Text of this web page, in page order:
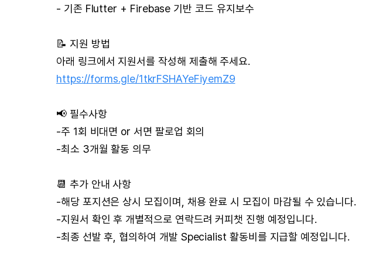
- 기존 Flutter + Firebase 기반 코드 유지보수
📝 지원 방법
아래 링크에서 지원서를 작성해 제출해 주세요.
https://forms.gle/1tkrFSHAYeFiyemZ9
📢 필수사항
-주 1회 비대면 or 서면 팔로업 회의
-최소 3개월 활동 의무
📆 추가 안내 사항
-해당 포지션은 상시 모집이며, 채용 완료 시 모집이 마감될 수 있습니다.
-지원서 확인 후 개별적으로 연락드려 커피챗 진행 예정입니다.
-최종 선발 후, 협의하여 개발 Specialist 활동비를 지급할 예정입니다.